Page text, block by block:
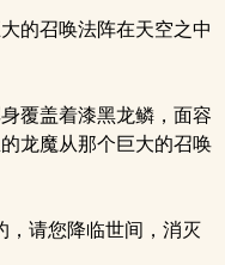
的召唤法阵在天空之中
覆盖着漆黑龙鳞，面容
龙魔从那个巨大的召唤
请您降临世间，消灭